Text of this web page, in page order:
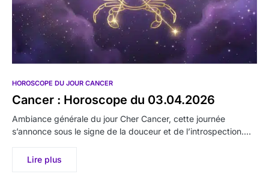
HOROSCOPE DU JOUR CANCER
Cancer : Horoscope du 03.04.2026
Ambiance générale du jour Cher Cancer, cette journée
s’annonce sous le signe de la douceur et de l’introspection.…
Lire plus